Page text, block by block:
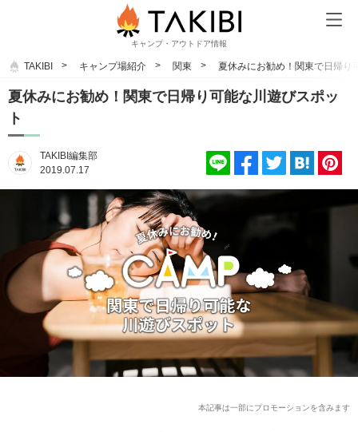
キャンプ・アウトドア情報
TAKIBI キャンプ場紹介 関東 夏休みにお勧め！関東で日帰り
夏休みにお勧め！関東で日帰り可能な川遊びスポッ
ト
TAKIBI編集部
2019.07.17
本記事は一部にプロモーションを含みます